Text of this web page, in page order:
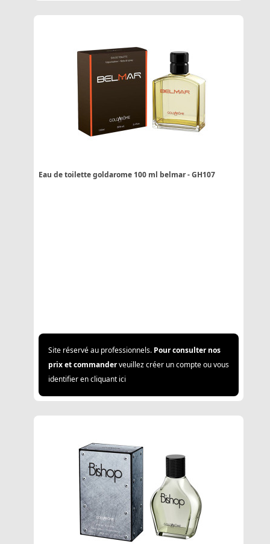
Eau de toilette goldarome 100 ml belmar - GH107
Site réservé au professionnels. Pour consulter nos
prix et commanderveuillez créer un compte ou vous
identifier en cliquant ici